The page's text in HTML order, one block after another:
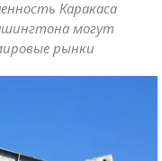
Каракаса
могут
рынки